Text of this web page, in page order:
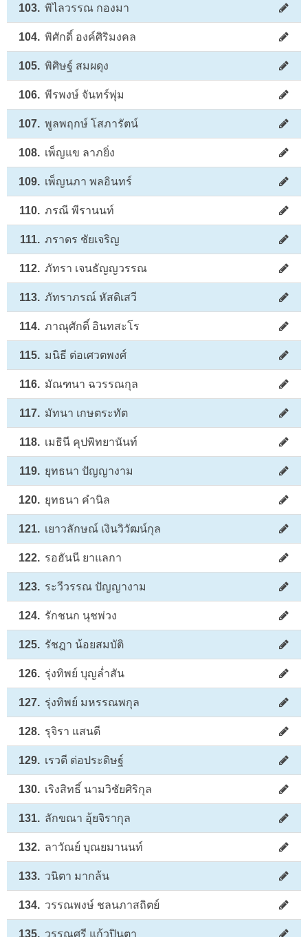
103. พิไลวรรณ กองมา
104. พิศักดิ์ องค์ศิริมงคล
105. พิศิษฐ์ สมผดุง
106. พีรพงษ์ จันทร์พุ่ม
107. พูลพฤกษ์ โสภารัตน์
108. เพ็ญแข ลาภยิ่ง
109. เพ็ญนภา พลอินทร์
110. ภรณี พีรานนท์
111. ภราดร ชัยเจริญ
112. ภัทรา เจนธัญญวรรณ
113. ภัทราภรณ์ หัสดิเสวี
114. ภาณุศักดิ์ อินทสะโร
115. มนิธี ต่อเศวตพงศ์
116. มัณฑนา ฉวรรณกุล
117. มัทนา เกษตระทัต
118. เมธินี คุปพิทยานันท์
119. ยุทธนา ปัญญางาม
120. ยุทธนา คำนิล
121. เยาวลักษณ์ เงินวิวัฒน์กุล
122. รอฮันนี ยาแลกา
123. ระวีวรรณ ปัญญางาม
124. รักชนก นุชพ่วง
125. รัชฎา น้อยสมบัติ
126. รุ่งทิพย์ บุญล่ำสัน
127. รุ่งทิพย์ มหรรณพกุล
128. รุจิรา แสนดี
129. เรวดี ต่อประดิษฐ์
130. เริงสิทธิ์ นามวิชัยศิริกุล
131. ลักขณา อุ้ยจิรากุล
132. ลาวัณย์ บุณยมานนท์
133. วนิตา มากล้น
134. วรรณพงษ์ ชลนภาสถิตย์
135. วรรณศรี แก้วปินตา